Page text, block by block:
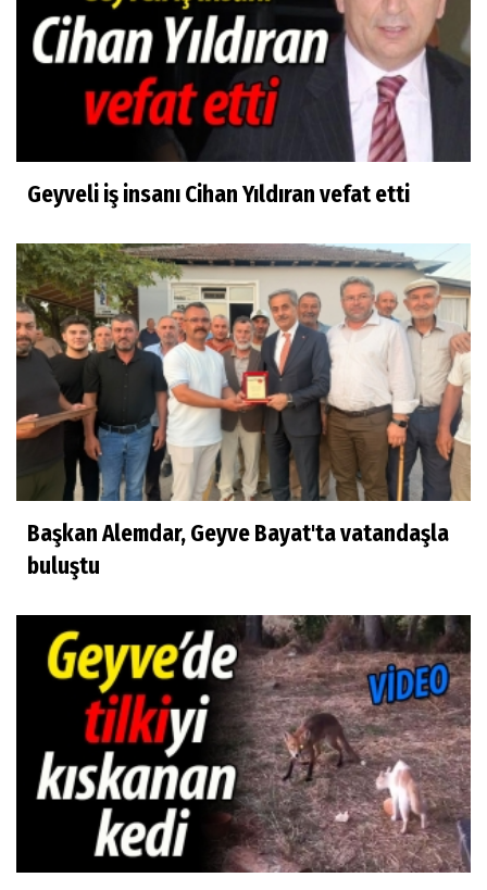
Geyveli iş insanı Cihan Yıldıran vefat etti
Başkan Alemdar, Geyve Bayat'ta vatandaşla
buluştu